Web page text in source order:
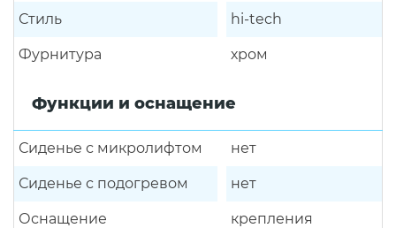
Стиль hi-tech
Фурнитура хром
Функции и оснащение
Сиденье с микролифтом нет
Сиденье с подогревом нет
Оснащение крепления